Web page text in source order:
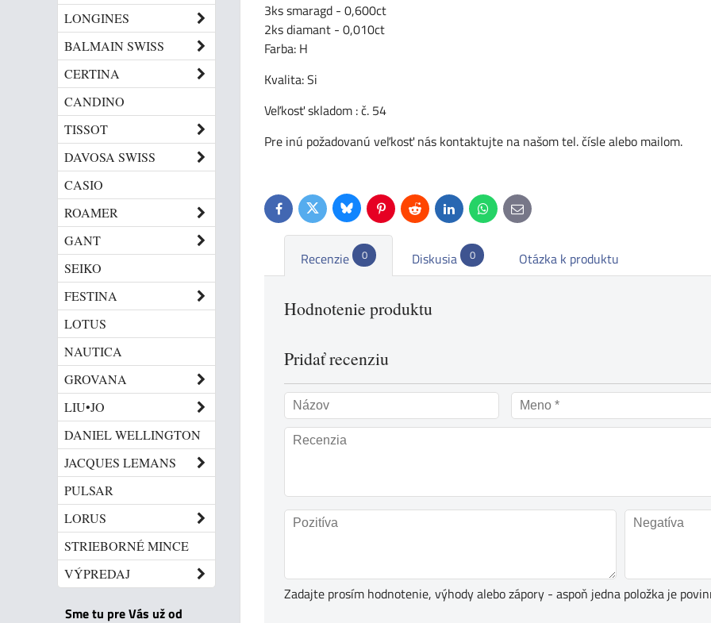
3ks smaragd - 0,600ct
2ks diamant - 0,010ct
Farba: H
Kvalita: Si
Veľkosť skladom : č. 54
Pre inú požadovanú veľkosť nás kontaktujte na našom tel. čísle alebo mailom.
FacebookTwitterBlueskyPinterestReddit LinkedInWhatsApp
E-
mail
Recenzie 0 Diskusia 0 Otázka k produktu
Hodnotenie produktu
Pridať recenziu
Zadajte prosím hodnotenie, výhody alebo zápory - aspoň jedna položka je
LONGINES
BALMAIN SWISS
CERTINA
CANDINO
TISSOT
DAVOSA SWISS
CASIO
ROAMER
GANT
SEIKO
FESTINA
LOTUS
NAUTICA
GROVANA
LIU•JO
DANIEL WELLINGTON
JACQUES LEMANS
PULSAR
LORUS
STRIEBORNÉ MINCE
VÝPREDAJ
Sme tu pre Vás už od